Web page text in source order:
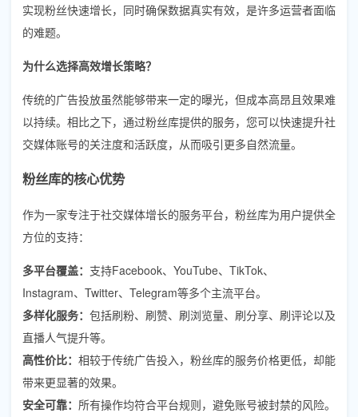
实现粉丝快速增长，同时确保数据真实有效，是许多运营者面临
的难题。
为什么选择高效增长策略？
传统的广告投放虽然能够带来一定的曝光，但成本高昂且效果难
以持续。相比之下，通过粉丝库提供的服务，您可以快速提升社
交媒体账号的关注度和活跃度，从而吸引更多自然流量。
粉丝库的核心优势
作为一家专注于社交媒体增长的服务平台，粉丝库为用户提供全
方位的支持：
多平台覆盖： 支持Facebook、YouTube、TikTok、
Instagram、Twitter、Telegram等多个主流平台。
多样化服务： 包括刷粉、刷赞、刷浏览量、刷分享、刷评论以及
直播人气提升等。
高性价比： 相较于传统广告投入，粉丝库的服务价格更低，却能
带来更显著的效果。
安全可靠： 所有操作均符合平台规则，避免账号被封禁的风险。